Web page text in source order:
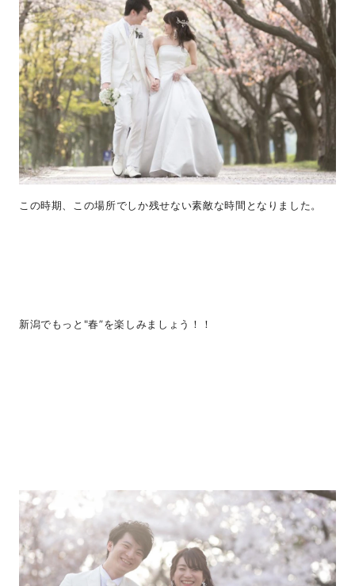
この時期、この場所でしか残せない素敵な時間となりました。
新潟でもっと"春”を楽しみましょう！！